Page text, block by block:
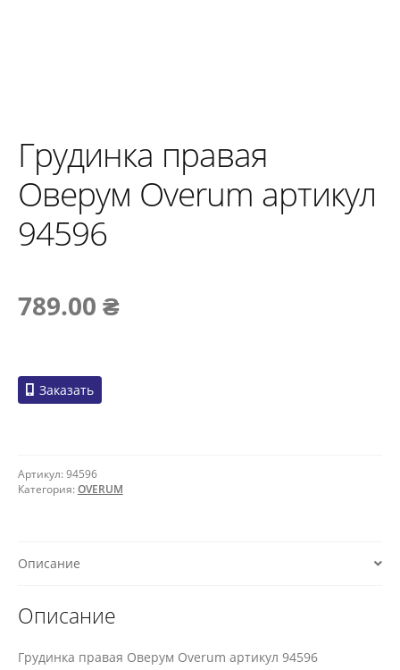
Грудинка правая
Оверум Overum артикул
94596
789.00 ₴
Заказать
Артикул:94596
Категория:OVERUM
Описание
Описание
Грудинка правая Оверум Overum артикул 94596